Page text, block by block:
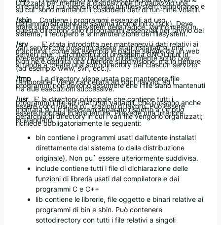
utilizzata per mettere a disposizione fin dall’avvio una
directory su cui viene montato un filesystem temporaneo e
su cui sono mantenuti i cosiddetti dati di run-time volatili.
/sbin Contiene i programmi essenziali ad uso
dell’amministratore del sistema (come init o fsck). Deve
stare sullo stesso filesystem della radice. Vanno messi in
questa directory solo i programmi essenziali per l’avvio del
sistema, il recupero e la manutenzione dei filesystem.
/srv E’ stata introdotta per mantenervi i dati relativi ai
vari servizi che possono essere stati installati su una
macchina (come ad esempio le pagine servite da un web
server) che . L’architettura di un sistema GNU/Linux in
precedenza venivano installati direttamente sotto /var.
Non ne è definita una ulteriore suddivisione, ma in genere
si tende a creare una sottodirectory per ciascun servizio
(ad esempio www, svn, ecc.).
/tmp La directory viene usata per mantenere file
temporanei. Viene cancellata ad ogni riavvio, ed i
programmi non devono assumere che i file siano mantenuti
fra due esecuzioni successive.
/usrE’ la directory principale che contiene tutti i
programmi i file ed i dati non variabili, che possono anche
essere condivisi fra pi` stazioni di lavoro. Può essere
montata su un filesystem separato rispetto a / e può
essere montata in sola lettura. Prevede una ulteriore
gerarchia di directory in cui i vari file vengono organizzati;
lo standard
richiede obbligatoriamente le seguenti:
bin contiene i programmi usati dall’utente installati
direttamente dal sistema (o dalla distribuzione
originale). Non pu` essere ulteriormente suddivisa.
include contiene tutti i file di dichiarazione delle
funzioni di libreria usati dal compilatore e dai
programmi C e C++
lib contiene le librerie, file oggetto e binari relative ai
programmi di bin e sbin. Può contenere
sottodirectory con tutti i file relativi a singoli